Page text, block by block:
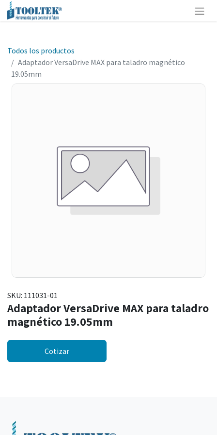
Todos los productos
Adaptador VersaDrive MAX para taladro magnético
19.05mm
SKU: 111031-01
Adaptador VersaDrive MAX para taladro
magnético 19.05mm
Cotizar